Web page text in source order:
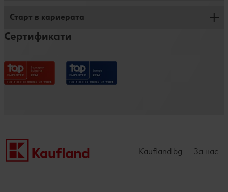
Работа в Централен офис
Срещни се с нас
Нашите ценности
Придобивки
Процес по кандидатстване
Старт в кариерата
Дуално обучение за ученици
Практикантска програма
Kaufland Business Academy
Сертификати
Kaufland.bg За нас